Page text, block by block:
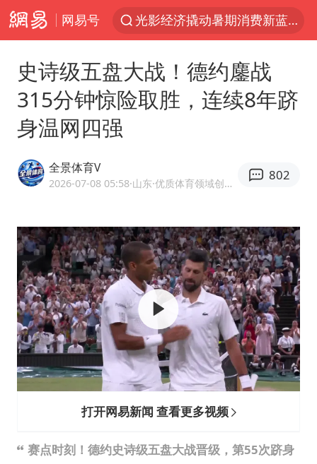
网易号
光影经济撬动暑期消费新蓝海
浙江上海等地有大雨或暴雨
西湖突现狂风暴雨 游客瞬间被浇透
《欢迎来龙餐馆》口碑
几元成本的AI广告导致千万市值蒸发
商场现钱学森巨幅海报 负责人回应
杭州全市有序停课
“不怕六爷挂得多 就怕六爷挂一颗”
全民健身事业高质量发展
上四休三，但降薪1000元，你接受吗？
史诗级五盘大战！德约鏖战
315分钟惊险取胜，连续8年跻
身温网四强
全景体育V
2026-07-08 05:58·山东 ·优质体育领域创作者
802
打开网易新闻 查看更多视频
赛点时刻！德约史诗级五盘大战晋级，第55次跻身